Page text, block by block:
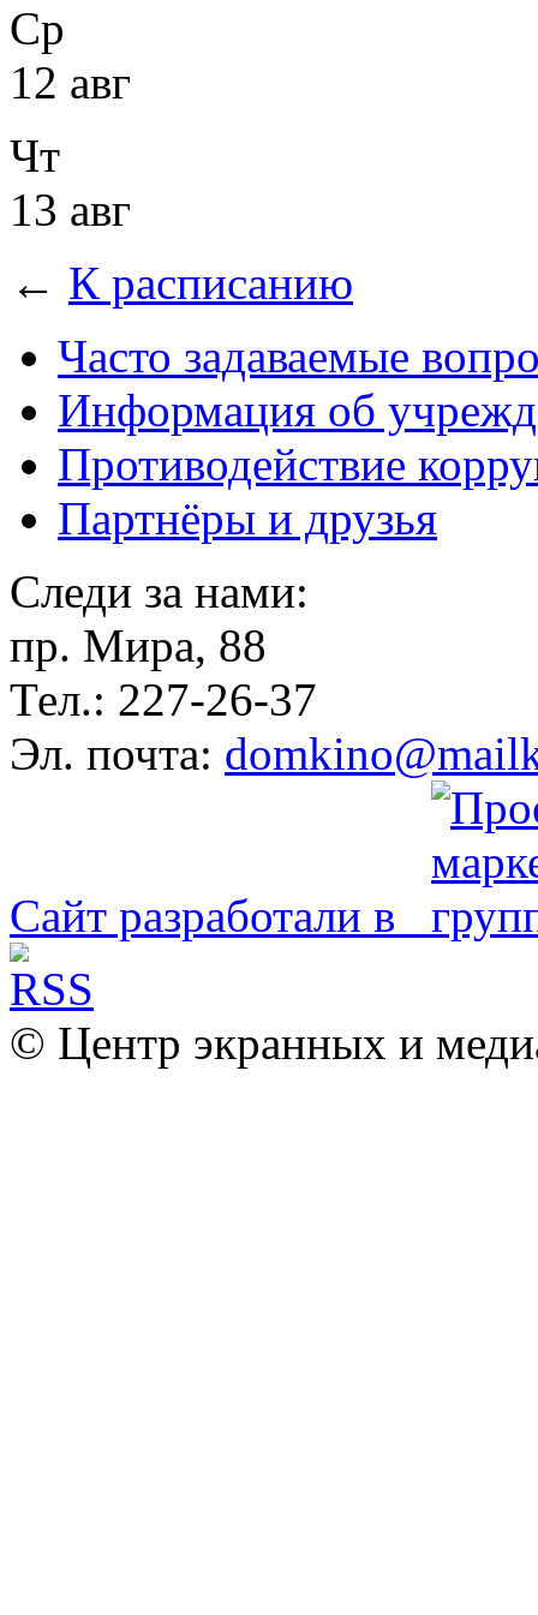
Ср
12 авг
Чт
13 авг
← К расписанию
Часто задаваемые
Информация об
Противодействие
Партнёры и друзья
Следи за нами:
пр. Мира, 88
Тел.: 227-26-37
Эл. почта:
Сайт разработали в
© Центр экранных и